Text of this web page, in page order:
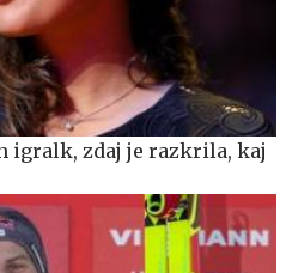
igralk, zdaj je razkrila, kaj